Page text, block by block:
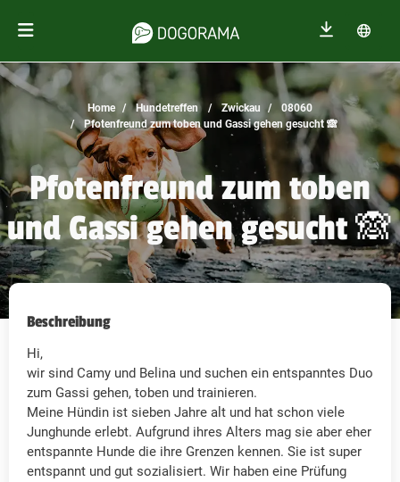
Home Hundetreffen Zwickau
08060
Pfotenfreund zum toben und Gassi gehen gesucht 🙈
Pfotenfreund zum toben
und Gassi gehen gesucht 🙈
Beschreibung
Hi,
wir sind Camy und Belina und suchen ein entspanntes Duo
zum Gassi gehen, toben und trainieren.
Meine Hündin ist sieben Jahre alt und hat schon viele
Junghunde erlebt. Aufgrund ihres Alters mag sie aber eher
entspannte Hunde die ihre Grenzen kennen. Sie ist super
entspannt und gut sozialisiert. Wir haben eine Prüfung